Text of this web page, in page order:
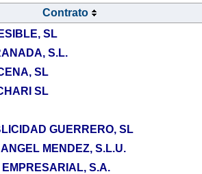
Contrato
SL
S.L.
SL
SL
GUERRERO, SL
MENDEZ, S.L.U.
S.A.